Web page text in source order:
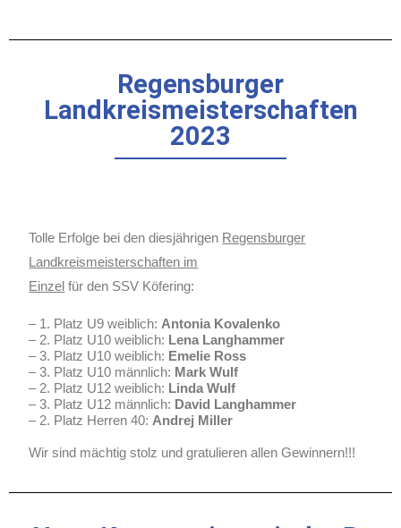
Regensburger
Landkreismeisterschaften
2023
Tolle Erfolge bei den diesjährigen Regensburger
Landkreismeisterschaften im
Einzel für den SSV Köfering:
– 1. Platz U9 weiblich: Antonia Kovalenko
– 2. Platz U10 weiblich: Lena Langhammer
– 3. Platz U10 weiblich: Emelie Ross
– 3. Platz U10 männlich: Mark Wulf
– 2. Platz U12 weiblich: Linda Wulf
– 3. Platz U12 männlich: David Langhammer
– 2. Platz Herren 40: Andrej Miller
Wir sind mächtig stolz und gratulieren allen Gewinnern!!!